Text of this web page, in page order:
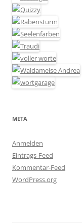
META
Anmelden
Eintrags-Feed
Kommentar-Feed
WordPress.org